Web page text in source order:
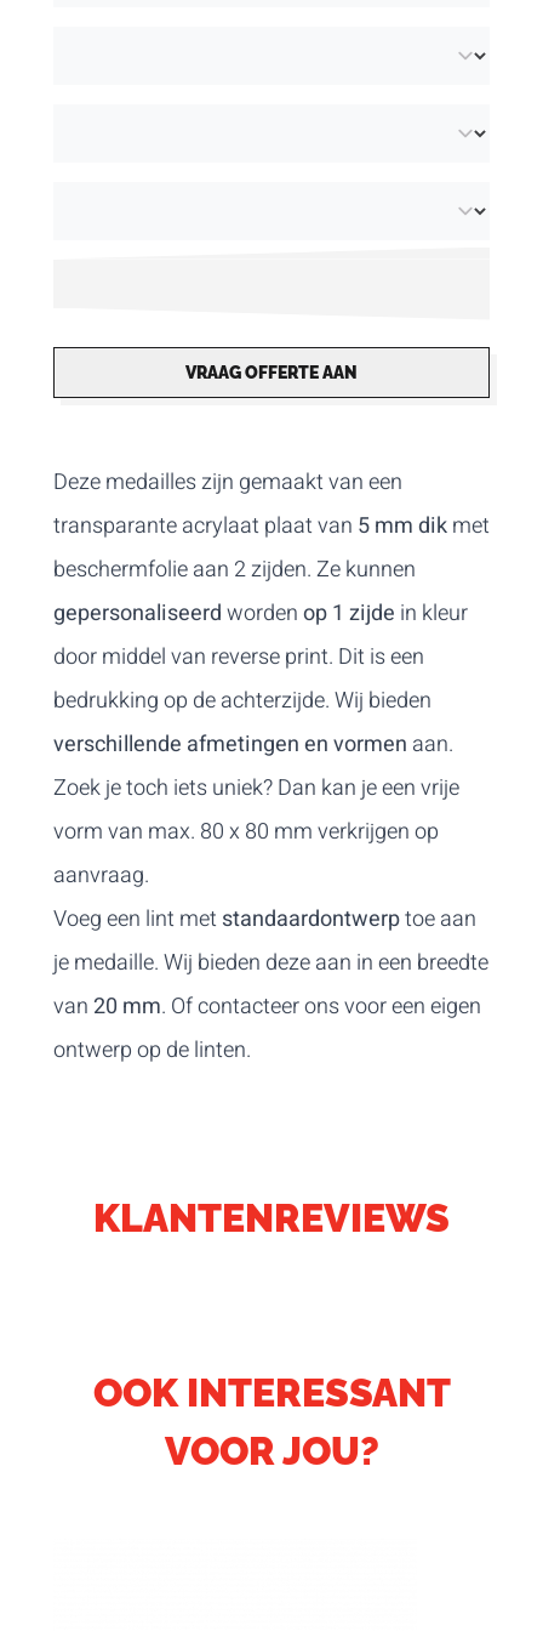
VRAAG OFFERTE AAN
Deze medailles zijn gemaakt van een
transparante acrylaat plaat van 5 mm dikmet
beschermfolie aan 2 zijden. Ze kunnen
gepersonaliseerdwordenop 1 zijde in kleur
door middel van reverse print. Dit is een
bedrukking op de achterzijde. Wij bieden
verschillende afmetingen en vormen aan.
Zoek je toch iets uniek? Dan kan je een vrije
vorm van max. 80 x 80 mm verkrijgen op
aanvraag.
Voeg een lint metstandaardontwerptoe aan
je medaille. Wij bieden deze aan in een breedte
van20 mm. Ofcontacteer onsvoor een eigen
ontwerp op de linten.
KLANTENREVIEWS
OOK INTERESSANT
VOOR JOU?